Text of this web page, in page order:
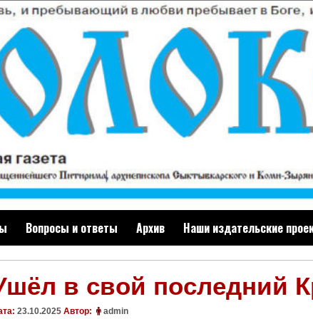
Вопросы и ответы Архив Наши издательские
в свой последний
23.10.2025 Автор: admin